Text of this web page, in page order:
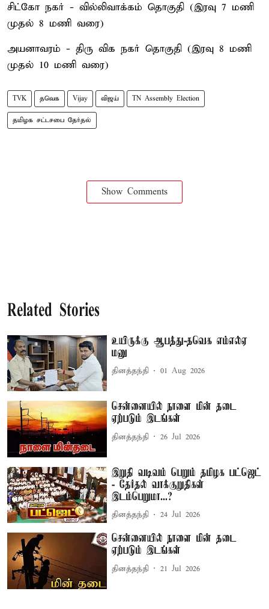
சிட்கோ நகர் - வில்லிவாக்கம் தொகுதி (இரவு 7 மணி
முதல் 8 மணி வரை)
அயனாவரம் - திரு விக நகர் தொகுதி (இரவு 8 மணி
முதல் 10 மணி வரை)
TVK தவெக Vijay விஜய் TN Assembly Election
தமிழக சட்டசபை தேர்தல்
Show Comments
Related Stories
உயிருக்கு ஆபத்து-தவெக எம்எல்ஏ
மனு
தினத்தந்தி 01 Aug 2026
சென்னையில் நாளை மின் தடை
ஏற்படும் இடங்கள்
தினத்தந்தி 26 Jul 2026
இறுதி வடிவம் பெறும் தமிழக பட்ஜெட்
- தேர்தல் வாக்குறுதிகள்
இடம்பெறுமா...?
தினத்தந்தி 24 Jul 2026
சென்னையில் நாளை மின் தடை
ஏற்படும் இடங்கள்
தினத்தந்தி 21 Jul 2026